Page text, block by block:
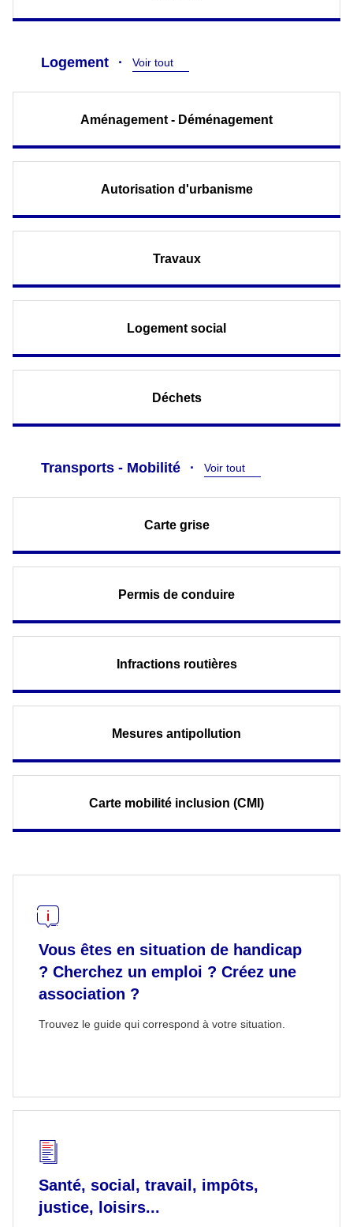
Logement Voir tout
Aménagement - Déménagement
Autorisation d'urbanisme
Travaux
Logement social
Déchets
Transports - Mobilité Voir tout
Carte grise
Permis de conduire
Infractions routières
Mesures antipollution
Carte mobilité inclusion (CMI)
Vous êtes en situation de handicap
? Cherchez un emploi ? Créez une
association ?
Trouvez le guide qui correspond à votre situation.
Santé, social, travail, impôts,
justice, loisirs...